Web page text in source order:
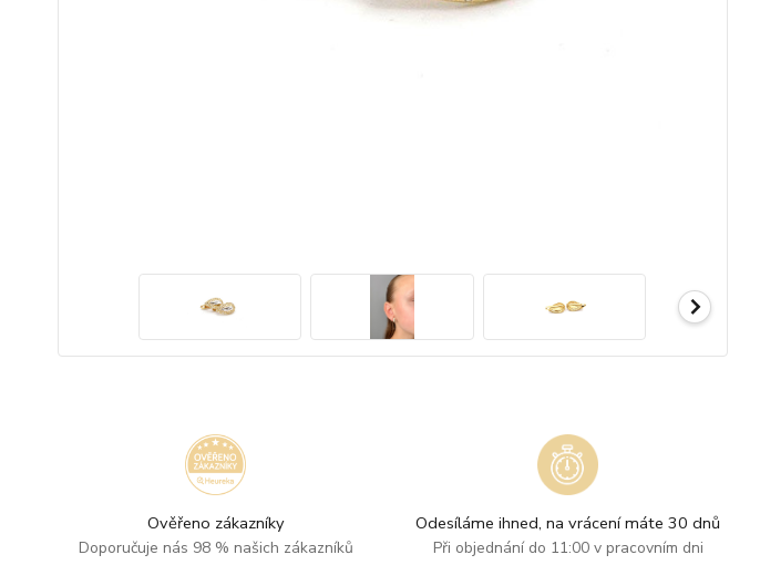
Ověřeno zákazníky
Doporučuje nás 98 % našich zákazníků
Odesíláme ihned, na vrácení máte 30 dnů
Při objednání do 11:00 v pracovním dni